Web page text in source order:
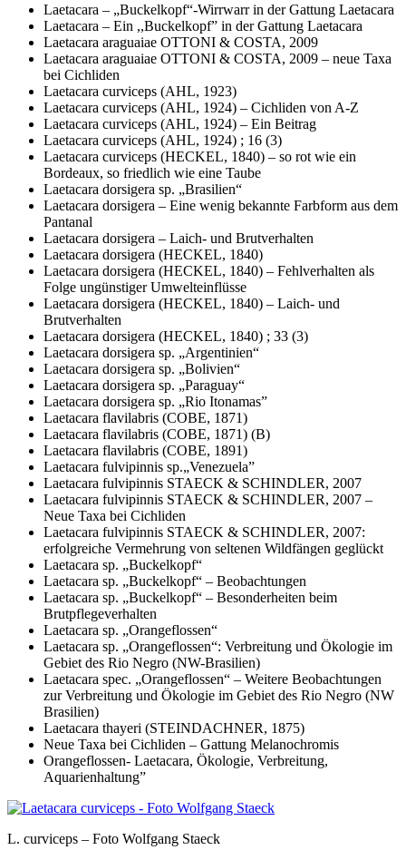
Laetacara – „Buckelkopf“-Wirrwarr in der Gattung Laetacara
Laetacara – Ein ,,Buckelkopf” in der Gattung Laetacara
Laetacara araguaiae OTTONI & COSTA, 2009
Laetacara araguaiae OTTONI & COSTA, 2009 – neue Taxa
bei Cichliden
Laetacara curviceps (AHL, 1923)
Laetacara curviceps (AHL, 1924) – Cichliden von A-Z
Laetacara curviceps (AHL, 1924) – Ein Beitrag
Laetacara curviceps (AHL, 1924) ; 16 (3)
Laetacara curviceps (HECKEL, 1840) – so rot wie ein
Bordeaux, so friedlich wie eine Taube
Laetacara dorsigera sp. „Brasilien“
Laetacara dorsigera – Eine wenig bekannte Farbform aus dem
Pantanal
Laetacara dorsigera – Laich- und Brutverhalten
Laetacara dorsigera (HECKEL, 1840)
Laetacara dorsigera (HECKEL, 1840) – Fehlverhalten als
Folge ungünstiger Umwelteinflüsse
Laetacara dorsigera (HECKEL, 1840) – Laich- und
Brutverhalten
Laetacara dorsigera (HECKEL, 1840) ; 33 (3)
Laetacara dorsigera sp. „Argentinien“
Laetacara dorsigera sp. „Bolivien“
Laetacara dorsigera sp. „Paraguay“
Laetacara dorsigera sp. „Rio Itonamas”
Laetacara flavilabris (COBE, 1871)
Laetacara flavilabris (COBE, 1871) (B)
Laetacara flavilabris (COBE, 1891)
Laetacara fulvipinnis sp.„Venezuela”
Laetacara fulvipinnis STAECK & SCHINDLER, 2007
Laetacara fulvipinnis STAECK & SCHINDLER, 2007 –
Neue Taxa bei Cichliden
Laetacara fulvipinnis STAECK & SCHINDLER, 2007:
erfolgreiche Vermehrung von seltenen Wildfängen geglückt
Laetacara sp. „Buckelkopf“
Laetacara sp. „Buckelkopf“ – Beobachtungen
Laetacara sp. „Buckelkopf“ – Besonderheiten beim
Brutpflegeverhalten
Laetacara sp. „Orangeflossen“
Laetacara sp. „Orangeflossen“: Verbreitung und Ökologie im
Gebiet des Rio Negro (NW-Brasilien)
Laetacara spec. „Orangeflossen“ – Weitere Beobachtungen
zur Verbreitung und Ökologie im Gebiet des Rio Negro (NW
Brasilien)
Laetacara thayeri (STEINDACHNER, 1875)
Neue Taxa bei Cichliden – Gattung Melanochromis
Orangeflossen- Laetacara, Ökologie, Verbreitung,
Aquarienhaltung”
L. curviceps – Foto Wolfgang Staeck